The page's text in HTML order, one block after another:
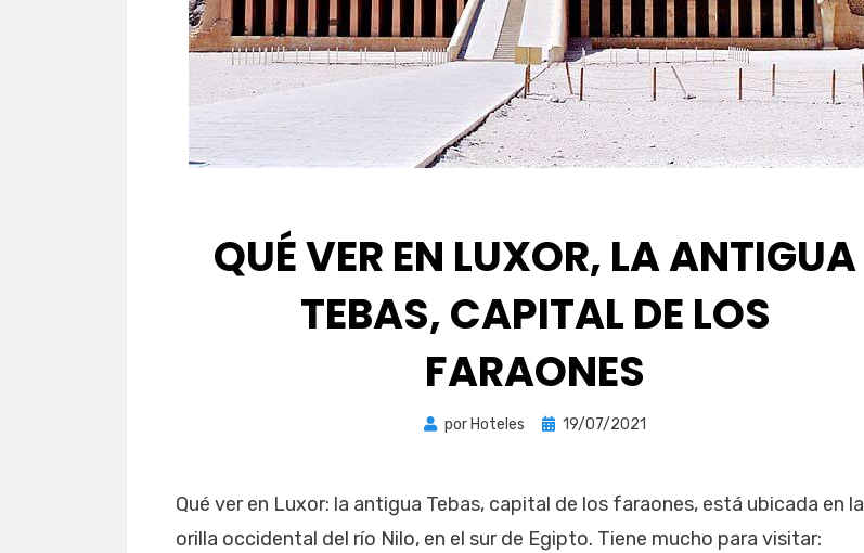
QUÉ VER EN LUXOR, LA ANTIGUA
TEBAS, CAPITAL DE LOS
FARAONES
por Hoteles
Publicada
19/07/2021
Qué ver en Luxor: la antigua Tebas, capital de los faraones, está ubicada en la
orilla occidental del río Nilo, en el sur de Egipto. Tiene mucho para visitar: